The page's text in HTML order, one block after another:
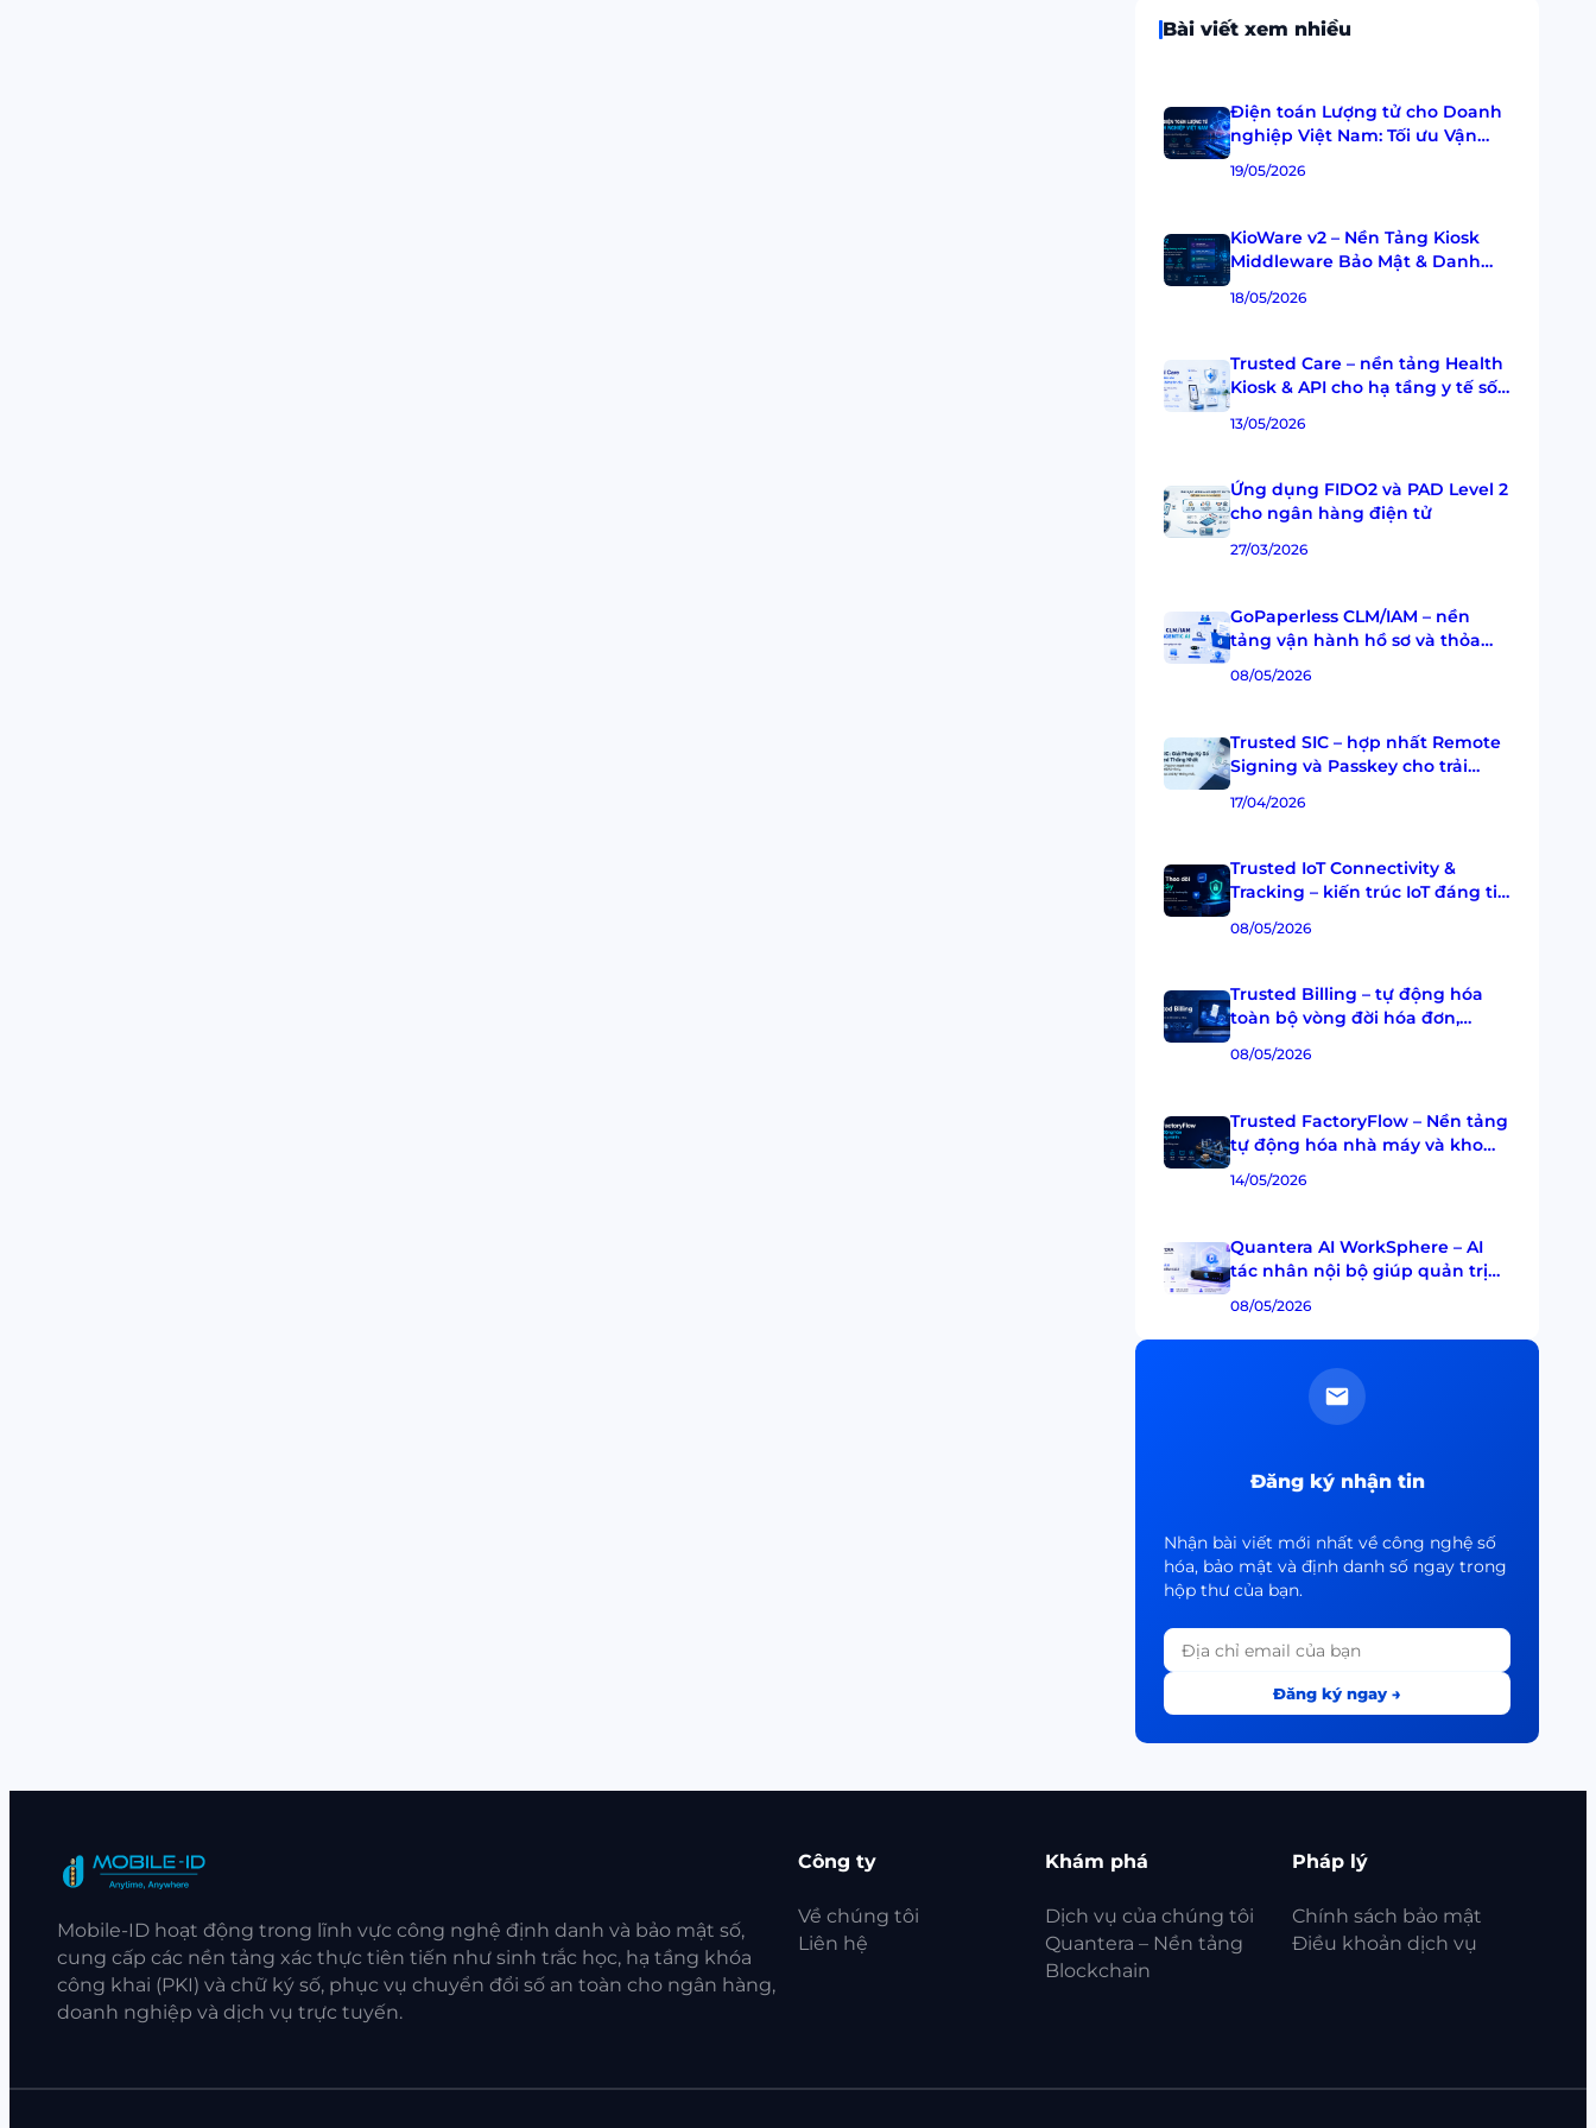
Bài viết xem nhiều
Điện toán Lượng tử cho Doanh
nghiệp Việt Nam: Tối ưu Vận
hành, Tài chính và Hạ tầng Tin
cậy
19/05/2026
KioWare v2 – Nền Tảng Kiosk
Middleware Bảo Mật & Danh
18/05/2026
Trusted Care – nền tảng Health
Kiosk & API cho hạ tầng y tế số
13/05/2026
Ứng dụng FIDO2 và PAD Level 2
cho ngân hàng điện tử
27/03/2026
GoPaperless CLM/IAM – nền
tảng vận hành hồ sơ và thỏa
thuận doanh nghiệp tích hợp
Agentic AI
08/05/2026
Trusted SIC – hợp nhất Remote
Signing và Passkey cho trải
mật và Đa CA
17/04/2026
Trusted IoT Connectivity &
Tracking – kiến trúc IoT đáng tin
ứng lạnh và vận hành doanh
08/05/2026
Trusted Billing – tự động hóa
toàn bộ vòng đời hóa đơn,
doanh nghiệp
08/05/2026
Trusted FactoryFlow – Nền tảng
tự động hóa nhà máy và kho
14/05/2026
Quantera AI WorkSphere – AI
tác nhân nội bộ giúp quản trị
và tối ưu luồng công việc
doanh nghiệp
08/05/2026
Đăng ký nhận tin
Nhận bài viết mới nhất về công nghệ số
hóa, bảo mật và định danh số ngay trong
hộp thư của bạn.
Đăng ký ngay →
Mobile-ID hoạt động trong lĩnh vực công nghệ định danh và bảo mật số,
cung cấp các nền tảng xác thực tiên tiến như sinh trắc học, hạ tầng khóa
công khai (PKI) và chữ ký số, phục vụ chuyển đổi số an toàn cho ngân hàng,
doanh nghiệp và dịch vụ trực tuyến.
Công ty
Về chúng tôi
Liên hệ
Khám phá
Dịch vụ của chúng tôi
Quantera – Nền tảng
Blockchain
Pháp lý
Chính sách bảo mật
Điều khoản dịch vụ